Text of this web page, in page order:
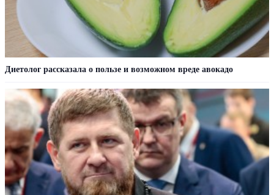
Диетолог рассказала о пользе и возможном вреде авокадо